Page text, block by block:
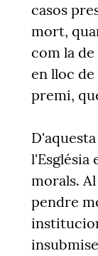
casos
mort,
com la
en lloc de
premi,
l'Església
morals.
pendre